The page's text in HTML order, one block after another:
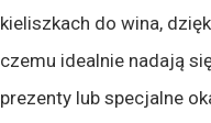
kieliszkach do wina,
czemu idealnie nadają
prezenty lub specjalne